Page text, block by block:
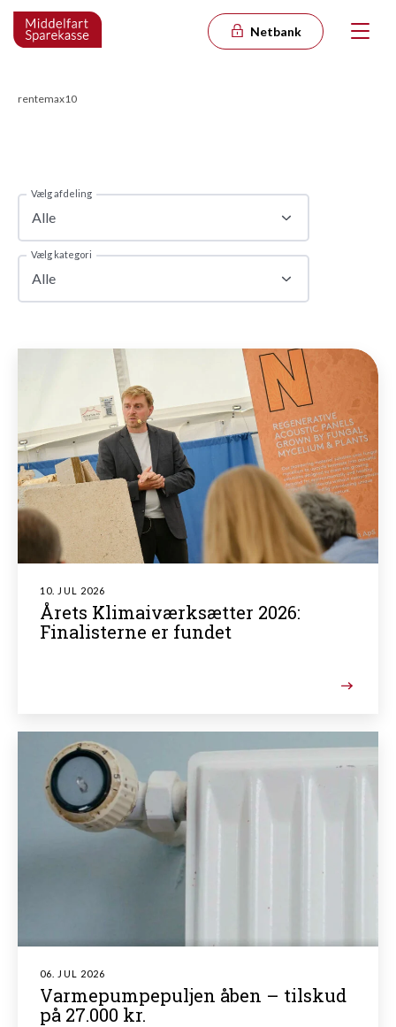
Netbank
rentemax10
Vælg afdeling
Alle
Vælg kategori
Alle
10. JUL 2026
Årets Klimaiværksætter 2026:
Finalisterne er fundet
06. JUL 2026
Varmepumpepuljen åben – tilskud
på 27.000 kr.